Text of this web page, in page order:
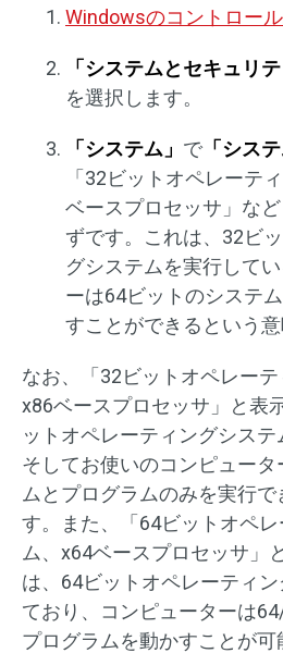
Windowsのコントロー
「システムとセキュリ
を選択します。
「システム」 で「システ
「32ビットオペレーテ
ベースプロセッサ」な
ずです。これは、32ビ
グシステムを実行して
ーは64ビットのシステ
すことができるという意
なお、「32ビットオペレーテ
x86ベースプロセッサ」と表
ットオペレーティングシステ
そしてお使いのコンピュー
ムとプログラムのみを実行
す。また、「64ビットオペ
ム、x64ベースプロセッサ」
は、64ビットオペレーティ
ており、コンピューターは
プログラムを動かすことが